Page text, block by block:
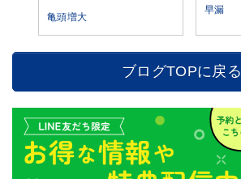
亀頭増大
早漏
ブログTOPに戻る